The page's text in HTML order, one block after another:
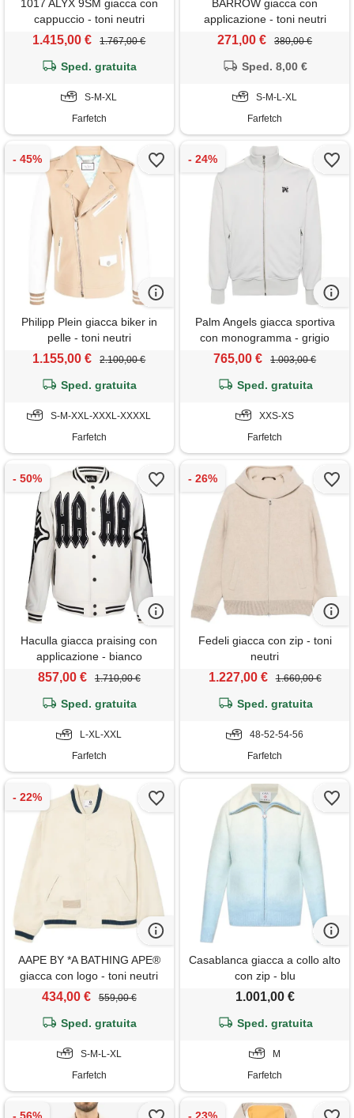
1017 ALYX 9SM giacca con
cappuccio - toni neutri
1.415,00 € 1.767,00 €
Sped. gratuita
S-M-XL
Farfetch
BARROW giacca con
applicazione - toni neutri
271,00 € 380,00 €
Sped. 8,00 €
S-M-L-XL
Farfetch
Philipp Plein giacca biker in
pelle - toni neutri
1.155,00 € 2.100,00 €
Sped. gratuita
S-M-XXL-XXXL-XXXXL
Farfetch
Palm Angels giacca sportiva
con monogramma - grigio
765,00 € 1.003,00 €
Sped. gratuita
XXS-XS
Farfetch
Haculla giacca praising con
applicazione - bianco
857,00 € 1.710,00 €
Sped. gratuita
L-XL-XXL
Farfetch
Fedeli giacca con zip - toni
neutri
1.227,00 € 1.660,00 €
Sped. gratuita
48-52-54-56
Farfetch
AAPE BY *A BATHING APE®
giacca con logo - toni neutri
434,00 € 559,00 €
Sped. gratuita
S-M-L-XL
Farfetch
Casablanca giacca a collo alto
con zip - blu
1.001,00 €
Sped. gratuita
M
Farfetch